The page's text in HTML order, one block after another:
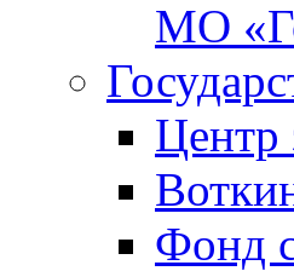
МО
Центр
Фонд